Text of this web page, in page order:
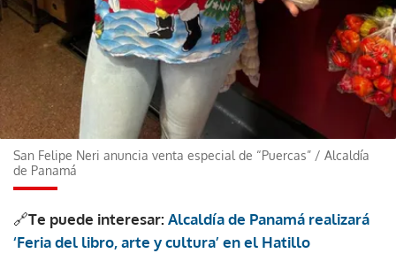
San Felipe Neri anuncia venta especial de “Puercas” / Alcaldía
de Panamá
🔗Te puede interesar: Alcaldía de Panamá realizará
‘Feria del libro, arte y cultura’ en el Hatillo